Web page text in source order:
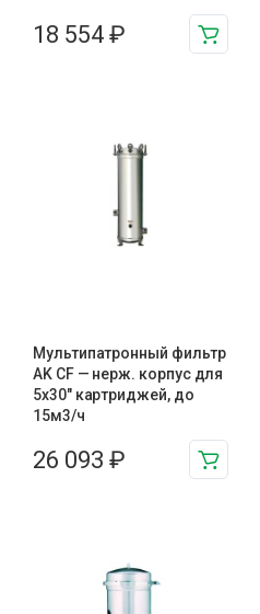
18 554 ₽
Мультипатронный фильтр
AK CF — нерж. корпус для
5х30″ картриджей, до
15м3/ч
26 093 ₽